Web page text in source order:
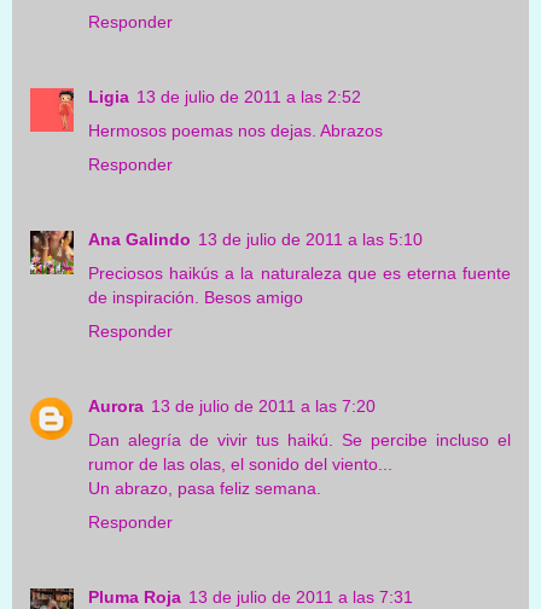
Responder
Ligia 13 de julio de 2011 a las 2:52
Hermosos poemas nos dejas. Abrazos
Responder
Ana Galindo 13 de julio de 2011 a las 5:10
Preciosos haikús a la naturaleza que es eterna fuente
de inspiración. Besos amigo
Responder
Aurora 13 de julio de 2011 a las 7:20
Dan alegría de vivir tus haikú. Se percibe incluso el
rumor de las olas, el sonido del viento...
Un abrazo, pasa feliz semana.
Responder
Pluma Roja 13 de julio de 2011 a las 7:31